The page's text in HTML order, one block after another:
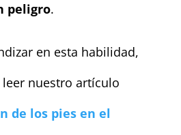
peligro.
en esta habilidad,
nuestro artículo
de los pies en el